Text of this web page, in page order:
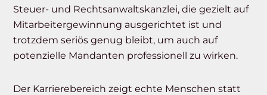
Steuer- und Rechtsanwaltskanzlei, die gezielt auf
Mitarbeitergewinnung ausgerichtet ist und
trotzdem seriös genug bleibt, um auch auf
potenzielle Mandanten professionell zu wirken.
Der Karrierebereich zeigt echte Menschen statt